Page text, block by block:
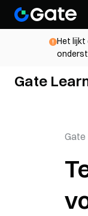
Het lijkt
Gate
Gate